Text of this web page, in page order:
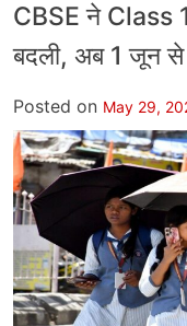
CBSE ने Class
बदली, अब 1 जून से
Posted on May 29,